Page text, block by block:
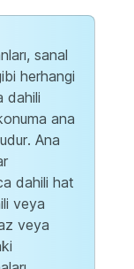
sanal
herhangi
dahili
ana
Ana
dahili hat
veya
veya